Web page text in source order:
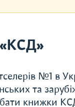
№1 в
та
книжки